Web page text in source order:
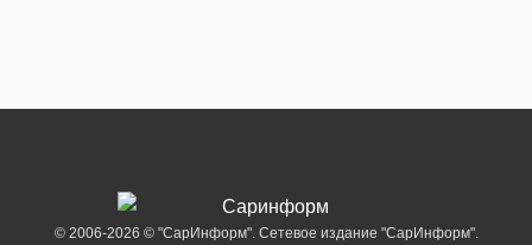
© 2006-2026 © "СарИнформ". Сетевое издание "СарИнформ".